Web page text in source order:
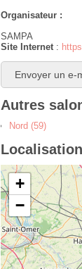
Organisateur :
SAMPA
Site Internet:
Envoyer un e-
Autres
Nord (59)
+
−